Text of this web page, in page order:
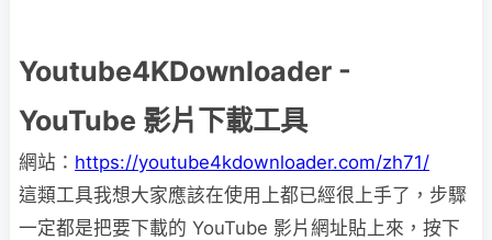
Youtube4KDownloader -
YouTube 影片下載工具
網站： https://youtube4kdownloader.com/zh71/
這類工具我想大家應該在使用上都已經很上手了，步驟
一定都是把要下載的 YouTube 影片網址貼上來，按下